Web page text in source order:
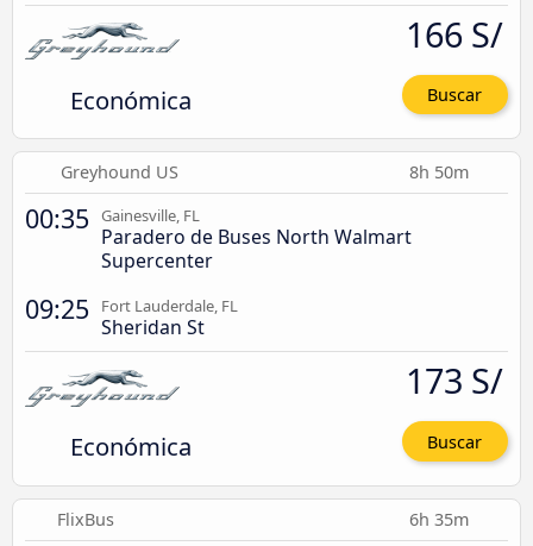
Económica
166 S/
Buscar
Greyhound US 8h 50m
00:35 Gainesville, FL
Paradero de Buses North Walmart
Supercenter
09:25 Fort Lauderdale, FL
Sheridan St
Económica
173 S/
Buscar
FlixBus 6h 35m